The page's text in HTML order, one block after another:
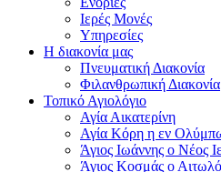
Ιερές Μονές
Υπηρεσίες
Η διακονία μας
Πνευματική Διακονία
Φιλανθρωπική Διακονία
Τοπικό Αγιολόγιο
Αγία Αικατερίνη
Αγία Κόρη η εν
Άγιος Ιωάννης ο Νέος
Άγιος Κοσμάς ο